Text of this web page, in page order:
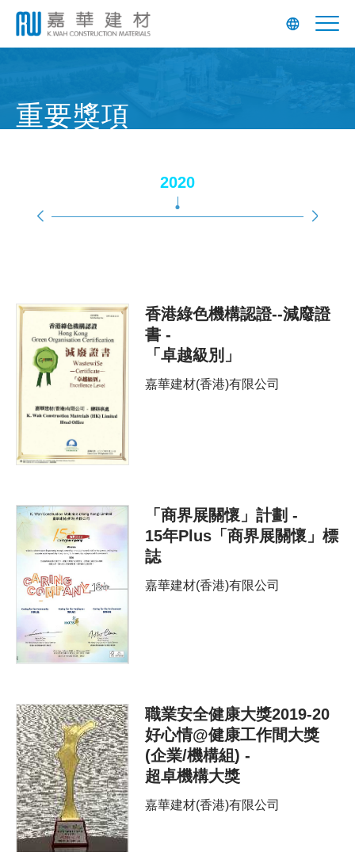
重要獎項
2020
香港綠色機構認證--減廢證
書 -
「卓越級別」
嘉華建材(香港)有限公司
「商界展關懷」計劃 -
15年Plus「商界展關懷」標
誌
嘉華建材(香港)有限公司
職業安全健康大獎2019-20
好心情@健康工作間大獎
(企業/機構組) -
超卓機構大獎
嘉華建材(香港)有限公司